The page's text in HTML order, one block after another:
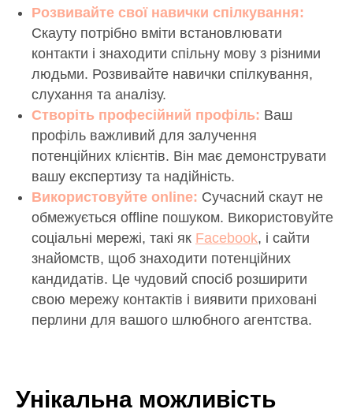
Розвивайте свої навички спілкування:
Скауту потрібно вміти встановлювати
контакти і знаходити спільну мову з різними
людьми. Розвивайте навички спілкування,
слухання та аналізу.
Створіть професійний профіль: Ваш
профіль важливий для залучення
потенційних клієнтів. Він має демонструвати
вашу експертизу та надійність.
Використовуйте online: Сучасний скаут не
обмежується offline пошуком. Використовуйте
соціальні мережі, такі як Facebook, і сайти
знайомств, щоб знаходити потенційних
кандидатів. Це чудовий спосіб розширити
свою мережу контактів і виявити приховані
перлини для вашого шлюбного агентства.
Унікальна можливість